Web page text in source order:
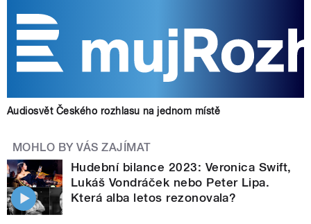
Audiosvět Českého rozhlasu na jednom místě
MOHLO BY VÁS ZAJÍMAT
Hudební bilance 2023: Veronica Swift,
Lukáš Vondráček nebo Peter Lipa.
Která alba letos rezonovala?